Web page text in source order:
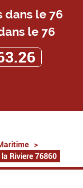
le 76
>
Riviere 76860